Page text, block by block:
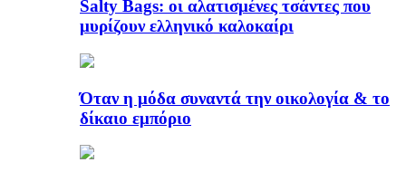
Salty Bags: οι αλατισμένες τσάντες που
μυρίζουν ελληνικό καλοκαίρι
Όταν η μόδα συναντά την οικολογία & το
δίκαιο εμπόριο